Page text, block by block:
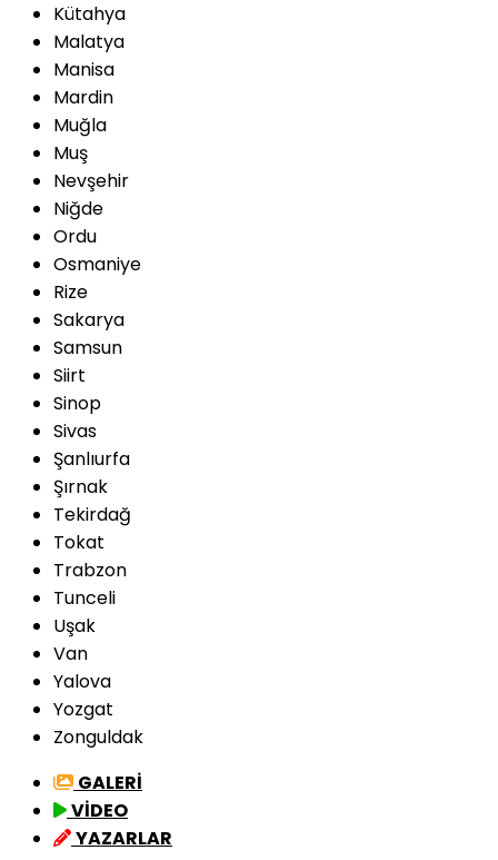
Kütahya
Malatya
Manisa
Mardin
Muğla
Muş
Nevşehir
Niğde
Ordu
Osmaniye
Rize
Sakarya
Samsun
Siirt
Sinop
Sivas
Şanlıurfa
Şırnak
Tekirdağ
Tokat
Trabzon
Tunceli
Uşak
Van
Yalova
Yozgat
Zonguldak
GALERİ
VİDEO
YAZARLAR